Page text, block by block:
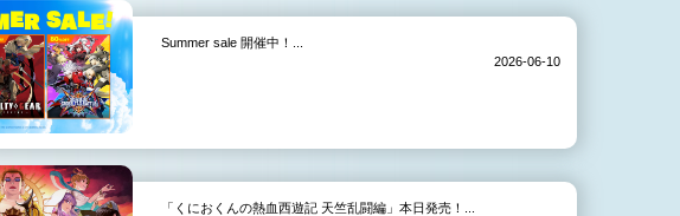
Summer sale 開催中！...
2026-06-10
「くにおくんの熱血西遊記 天竺乱闘編」本日発売！...